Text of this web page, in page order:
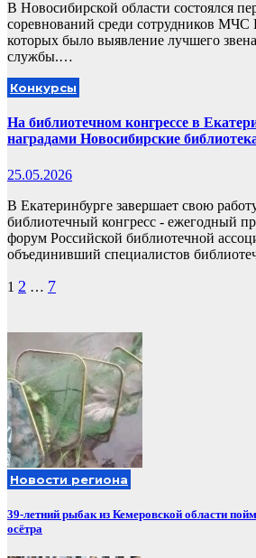
В Новосибирской области состоялся
соревнований среди сотрудников МЧС
которых было выявление лучшего
службы.…
Конкурсы
На библиотечном конгрессе в
наградами Новосибирские
25.05.2026
В Екатеринбурге завершает свою
библиотечный конгресс - ежегодный
форум Российской библиотечной
объединивший специалистов
Пагинация
1 2 … 7
Новости региона
39-летний рыбак из Кемеровской области
осётра